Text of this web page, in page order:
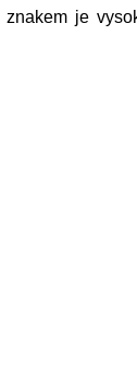
je